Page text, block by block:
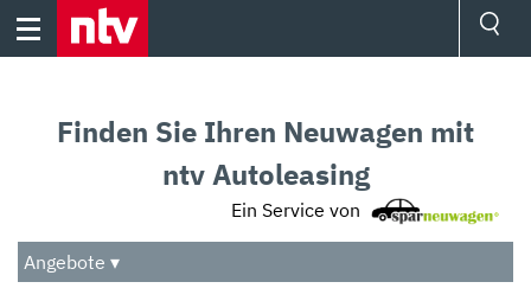
Skip
Audio
Das Beste
Finden Sie Ihren Neuwagen mit
ntv Autoleasing
Ein Service von
Angebote ▾